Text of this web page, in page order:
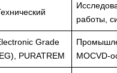
работы,
Grade
PURATREM
MOCVD-